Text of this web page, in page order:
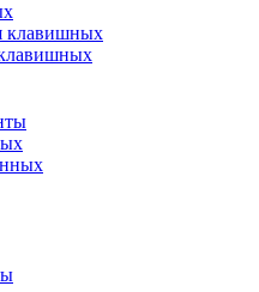
клавишных